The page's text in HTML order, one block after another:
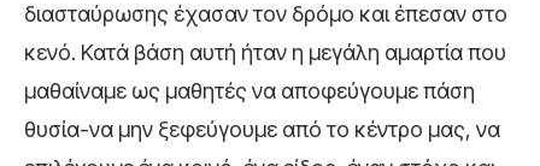
διασταύρωσης έχασαν τον δρόμο και έπεσαν στο
κενό. Κατά βάση αυτή ήταν η μεγάλη αμαρτία που
μαθαίναμε ως μαθητές να αποφεύγουμε πάση
θυσία-να μην ξεφεύγουμε από το κέντρο μας, να